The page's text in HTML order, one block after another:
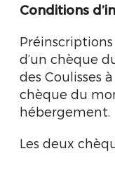
Conditions
d’un chèque
des Coulisses
chèque du
hébergement.
Les deux